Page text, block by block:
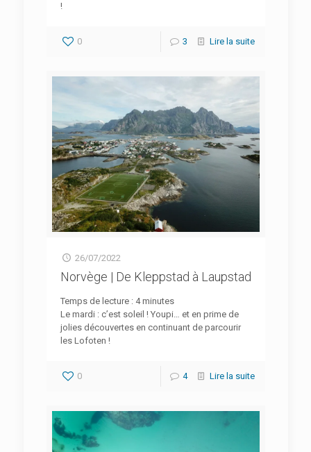
!
0 3 Lire la suite
26/07/2022
Norvège | De Kleppstad à Laupstad
Temps de lecture : 4 minutes
Le mardi : c’est soleil ! Youpi… et en prime de
jolies découvertes en continuant de parcourir
les Lofoten !
0 4 Lire la suite